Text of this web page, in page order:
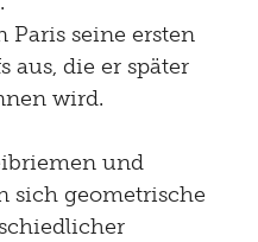
Paris seine ersten
aus, die er später
wird.
und
sich geometrische